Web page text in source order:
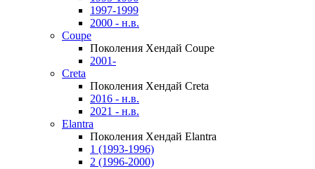
1997-1999
2000 - н.в.
Coupe
Поколения Хендай Coupe
2001-
Creta
Поколения Хендай Creta
2016 - н.в.
2021 - н.в.
Elantra
Поколения Хендай Elantra
1 (1993-1996)
2 (1996-2000)